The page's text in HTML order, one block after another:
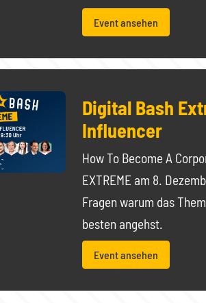
Event ansehen
Digital Bash
Influencer
How To Become A
EXTREME am 8.
Fragen warum das
besten angehst.
Event ansehen